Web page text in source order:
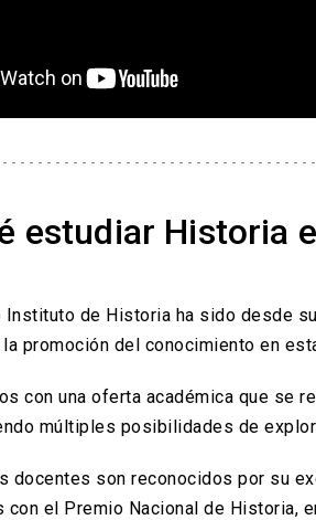
estudiar Historia
Instituto de Historia ha sido desde
promoción del conocimiento en
con una oferta académica que se
múltiples posibilidades de
docentes son reconocidos por su
el Premio Nacional de Historia,